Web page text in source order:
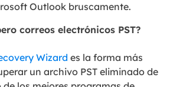
Outlook bruscamente.
correos electrónicos PST?
Wizard es la forma más
un archivo PST eliminado de